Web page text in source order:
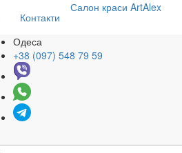
Контакти
Салон краси ArtAlex
Одеса
+38 (097) 548 79 59